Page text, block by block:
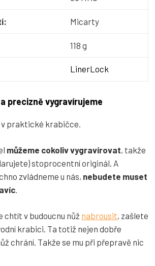
Micarty
118 g
LinerLock
precizně vygravírujeme
praktické krabičce.
můžeme cokoliv vygravírovat, takže
stoprocentní originál. A
zvládneme u nás, nebudete muset
chtít v budoucnu nůž nabrousit, zašlete
krabici. Ta totiž nejen dobře
chrání. Takže se mu při přepravě nic